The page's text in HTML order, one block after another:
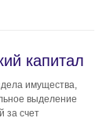
капитал
имущества,
выделение
за счет